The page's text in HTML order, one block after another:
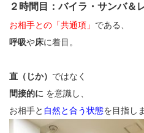
２時間目：バイラ・サンバ＆
お相手との「共通項」 である、
呼吸や床に着目。
直（じか） ではなく
間接的に を意識し、
お相手と 自然と合う状態を目指し